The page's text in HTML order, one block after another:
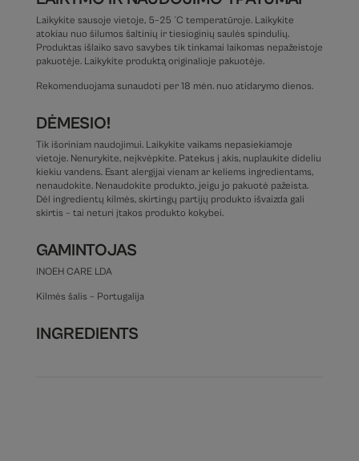
Laikykite sausoje vietoje, 5–25 °C temperatūroje. Laikykite
atokiau nuo šilumos šaltinių ir tiesioginių saulės spindulių.
Produktas išlaiko savo savybes tik tinkamai laikomas nepažeistoje
pakuotėje. Laikykite produktą originalioje pakuotėje.
Rekomenduojama sunaudoti per 18 mėn. nuo atidarymo dienos.
DĖMESIO!
Tik išoriniam naudojimui. Laikykite vaikams nepasiekiamoje
vietoje. Nenurykite, neįkvėpkite. Patekus į akis, nuplaukite dideliu
kiekiu vandens. Esant alergijai vienam ar keliems ingredientams,
nenaudokite. Nenaudokite produkto, jeigu jo pakuotė pažeista.
Dėl ingredientų kilmės, skirtingų partijų produkto išvaizda gali
skirtis – tai neturi įtakos produkto kokybei.
GAMINTOJAS
INOEH CARE LDA
Kilmės šalis – Portugalija
INGREDIENTS